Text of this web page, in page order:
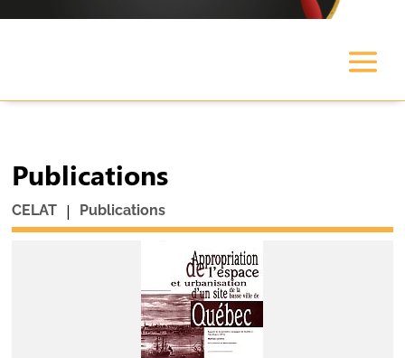
Publications
CELAT | Publications